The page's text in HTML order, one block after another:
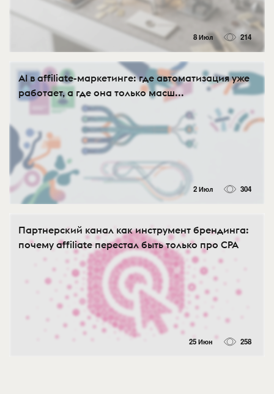
8 Июл 214
AI в affiliate-маркетинге: где автоматизация уже
работает, а где она только масш...
2 Июл 304
Партнерский канал как инструмент брендинга:
почему affiliate перестал быть только про CPA
25 Июн 258